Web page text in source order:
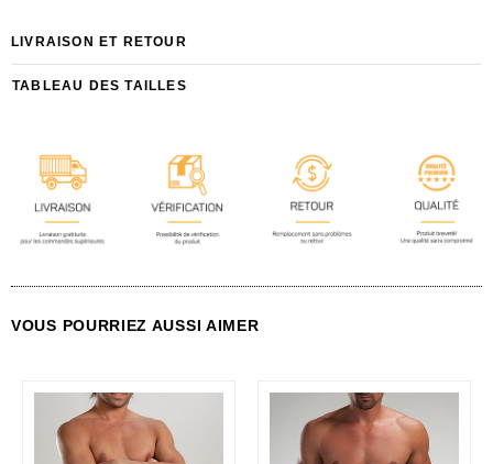
LIVRAISON ET RETOUR
TABLEAU DES TAILLES
VOUS POURRIEZ AUSSI AIMER